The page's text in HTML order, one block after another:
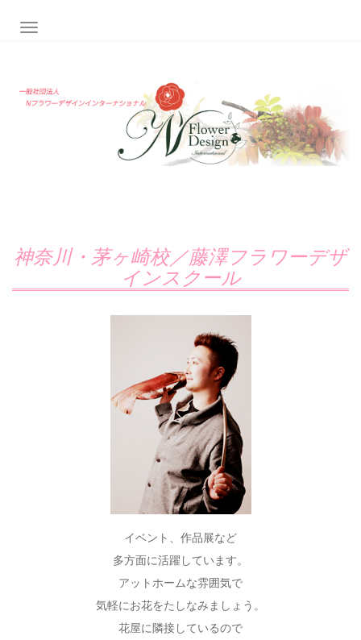
ナビゲーション切り替え
神奈川・茅ヶ崎校／藤澤フラワーデザ
インスクール
イベント、作品展など
多方面に活躍しています。
アットホームな雰囲気で
気軽にお花をたしなみましょう。
花屋に隣接しているので